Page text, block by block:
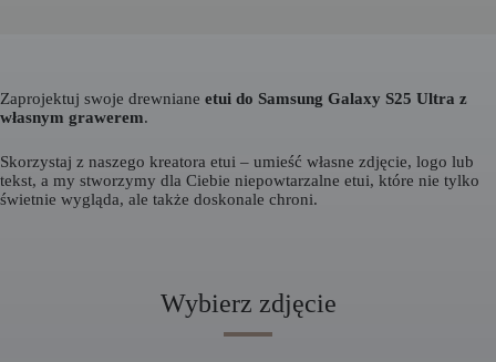
Zaprojektuj swoje drewniane etui do Samsung Galaxy S25 Ultra z
własnym grawerem.
Skorzystaj z naszego kreatora etui – umieść własne zdjęcie, logo lub
tekst, a my stworzymy dla Ciebie niepowtarzalne etui, które nie tylko
świetnie wygląda, ale także doskonale chroni.
Wybierz zdjęcie